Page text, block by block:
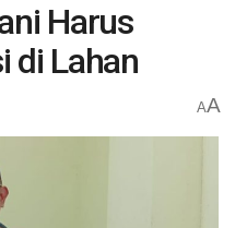
Harus
di Lahan
AA